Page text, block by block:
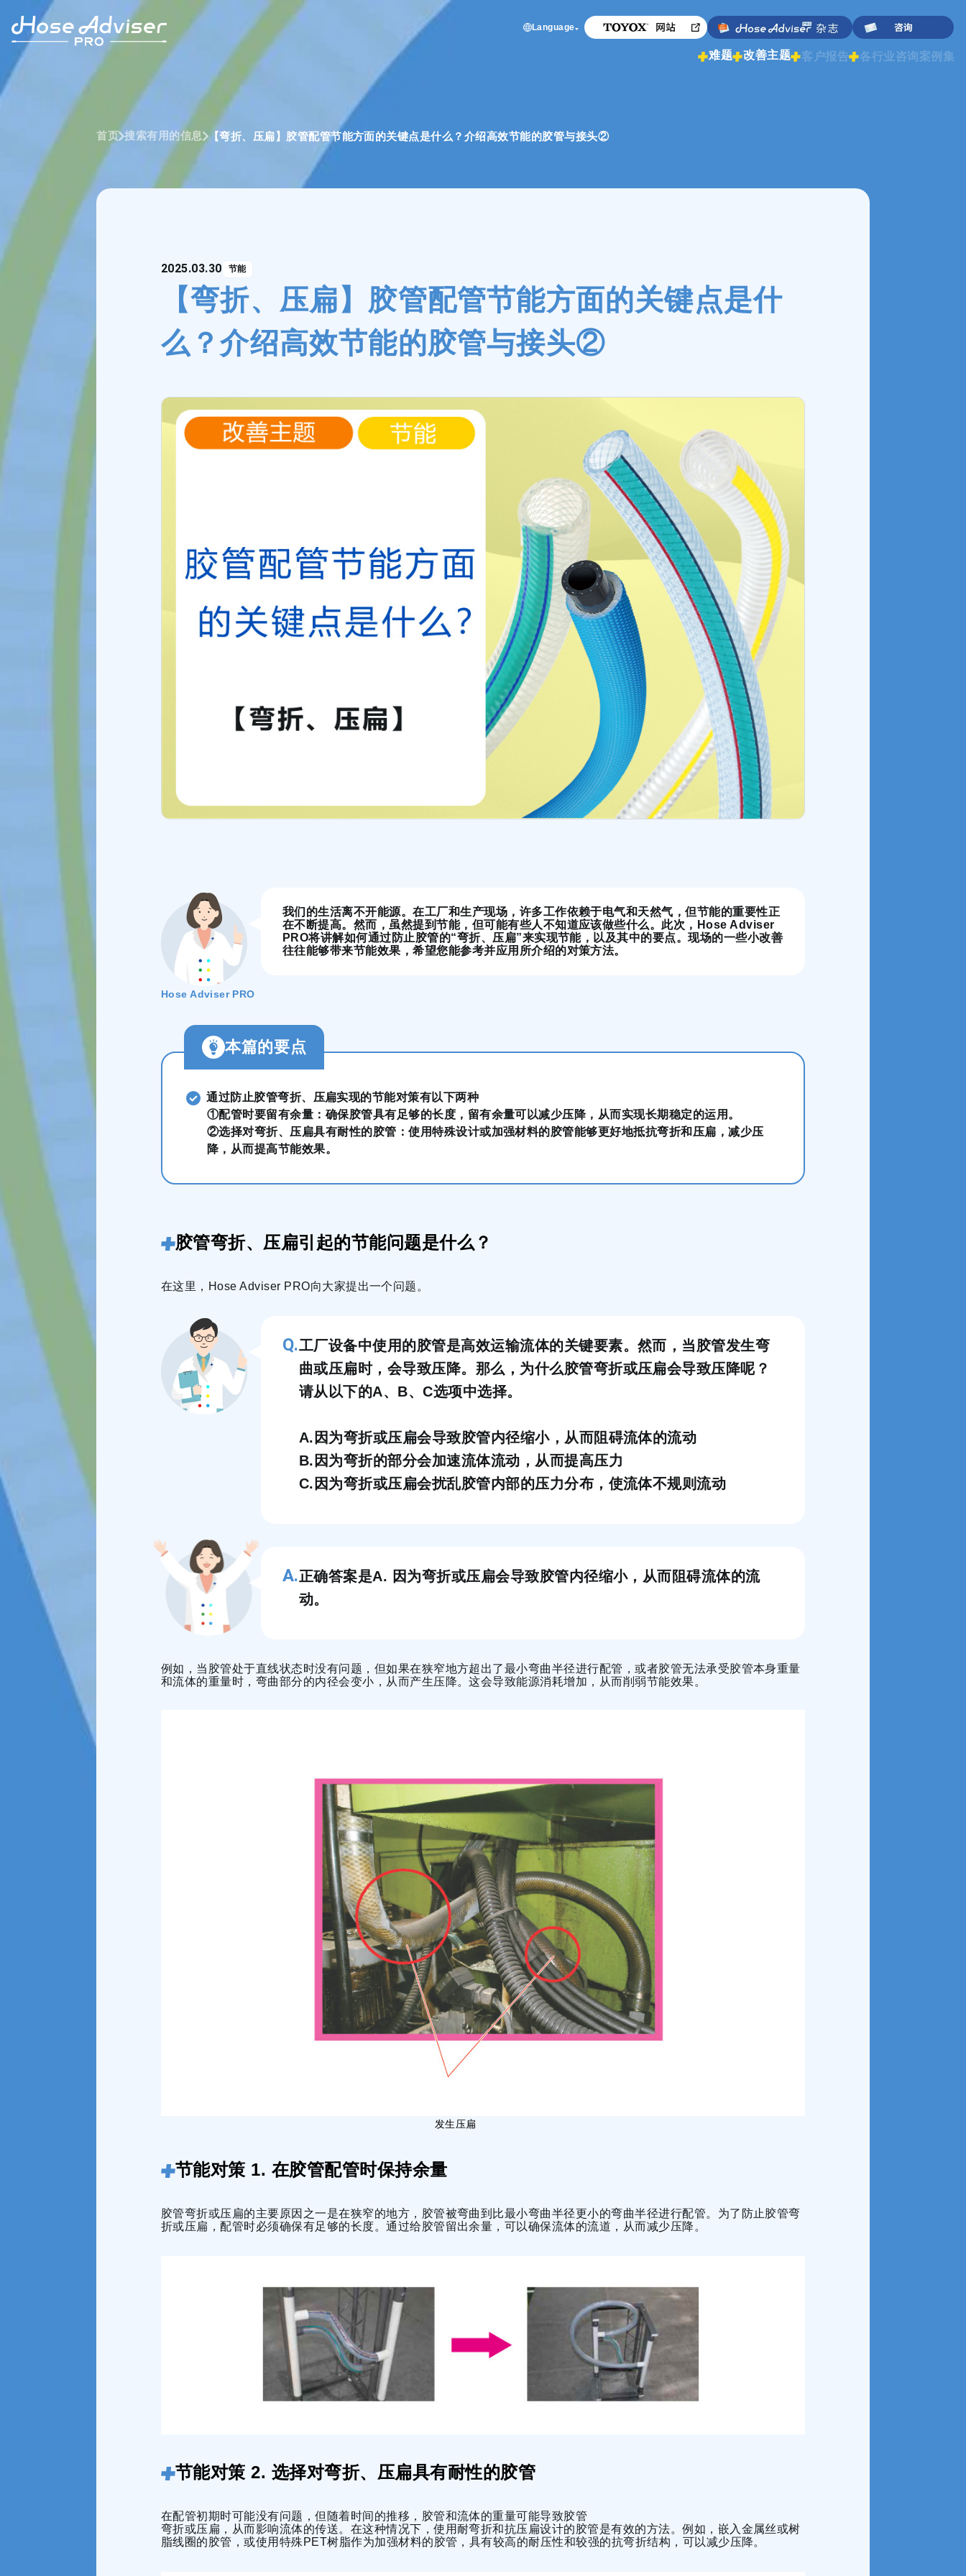
Language
难题 改善主题 客户报告 各行业咨询案例集
首页 搜索有用的信息 【弯折、压扁】胶管配管节能方面的关键点是什么？介绍高效节能的胶管与接头②
2025.03.30 节能
【弯折、压扁】胶管配管节能方面的关键点是什
么？介绍高效节能的胶管与接头②
Hose Adviser PRO
我们的生活离不开能源。在工厂和生产现场，许多工作依赖于电气和天然气，但节能的重要性正
在不断提高。然而，虽然提到节能，但可能有些人不知道应该做些什么。此次，Hose Adviser
PRO将讲解如何通过防止胶管的“弯折、压扁”来实现节能，以及其中的要点。现场的一些小改善
往往能够带来节能效果，希望您能参考并应用所介绍的对策方法。
本篇的要点
通过防止胶管弯折、压扁实现的节能对策有以下两种
①配管时要留有余量：确保胶管具有足够的长度，留有余量可以减少压降，从而实现长期稳定的运用。
②选择对弯折、压扁具有耐性的胶管：使用特殊设计或加强材料的胶管能够更好地抵抗弯折和压扁，减少压
降，从而提高节能效果。
胶管弯折、压扁引起的节能问题是什么？
在这里，Hose Adviser PRO向大家提出一个问题。
工厂设备中使用的胶管是高效运输流体的关键要素。然而，当胶管发生弯
曲或压扁时，会导致压降。那么，为什么胶管弯折或压扁会导致压降呢？
请从以下的A、B、C选项中选择。
A.因为弯折或压扁会导致胶管内径缩小，从而阻碍流体的流动
B.因为弯折的部分会加速流体流动，从而提高压力
C.因为弯折或压扁会扰乱胶管内部的压力分布，使流体不规则流动
正确答案是A. 因为弯折或压扁会导致胶管内径缩小，从而阻碍流体的流
动。
例如，当胶管处于直线状态时没有问题，但如果在狭窄地方超出了最小弯曲半径进行配管，或者胶管无法承受胶管本身重量
和流体的重量时，弯曲部分的内径会变小，从而产生压降。这会导致能源消耗增加，从而削弱节能效果。
发生压扁
节能对策 1. 在胶管配管时保持余量
胶管弯折或压扁的主要原因之一是在狭窄的地方，胶管被弯曲到比最小弯曲半径更小的弯曲半径进行配管。为了防止胶管弯
折或压扁，配管时必须确保有足够的长度。通过给胶管留出余量，可以确保流体的流道，从而减少压降。
节能对策 2. 选择对弯折、压扁具有耐性的胶管
在配管初期时可能没有问题，但随着时间的推移，胶管和流体的重量可能导致胶管
弯折或压扁，从而影响流体的传送。在这种情况下，使用耐弯折和抗压扁设计的胶管是有效的方法。例如，嵌入金属丝或树
脂线圈的胶管，或使用特殊PET树脂作为加强材料的胶管，具有较高的耐压性和较强的抗弯折结构，可以减少压降。